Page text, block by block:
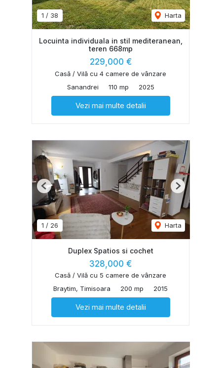
1 / 38 Harta
Locuinta individuala in stil mediteranean,
teren 668mp
229,000 €
Casă / Vilă cu 4 camere de vânzare
Sanandrei
110 mp 2025
Vezi mai multe detalii
1 / 26 Harta
Previous Next
Duplex Spatios si cochet
328,000 €
Casă / Vilă cu 5 camere de vânzare
Braytim, Timisoara
200 mp 2015
Vezi mai multe detalii